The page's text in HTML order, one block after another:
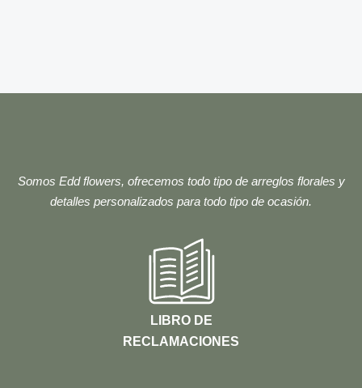
Somos Edd flowers, ofrecemos todo tipo de arreglos florales y
detalles personalizados para todo tipo de ocasión.
LIBRO DE
RECLAMACIONES